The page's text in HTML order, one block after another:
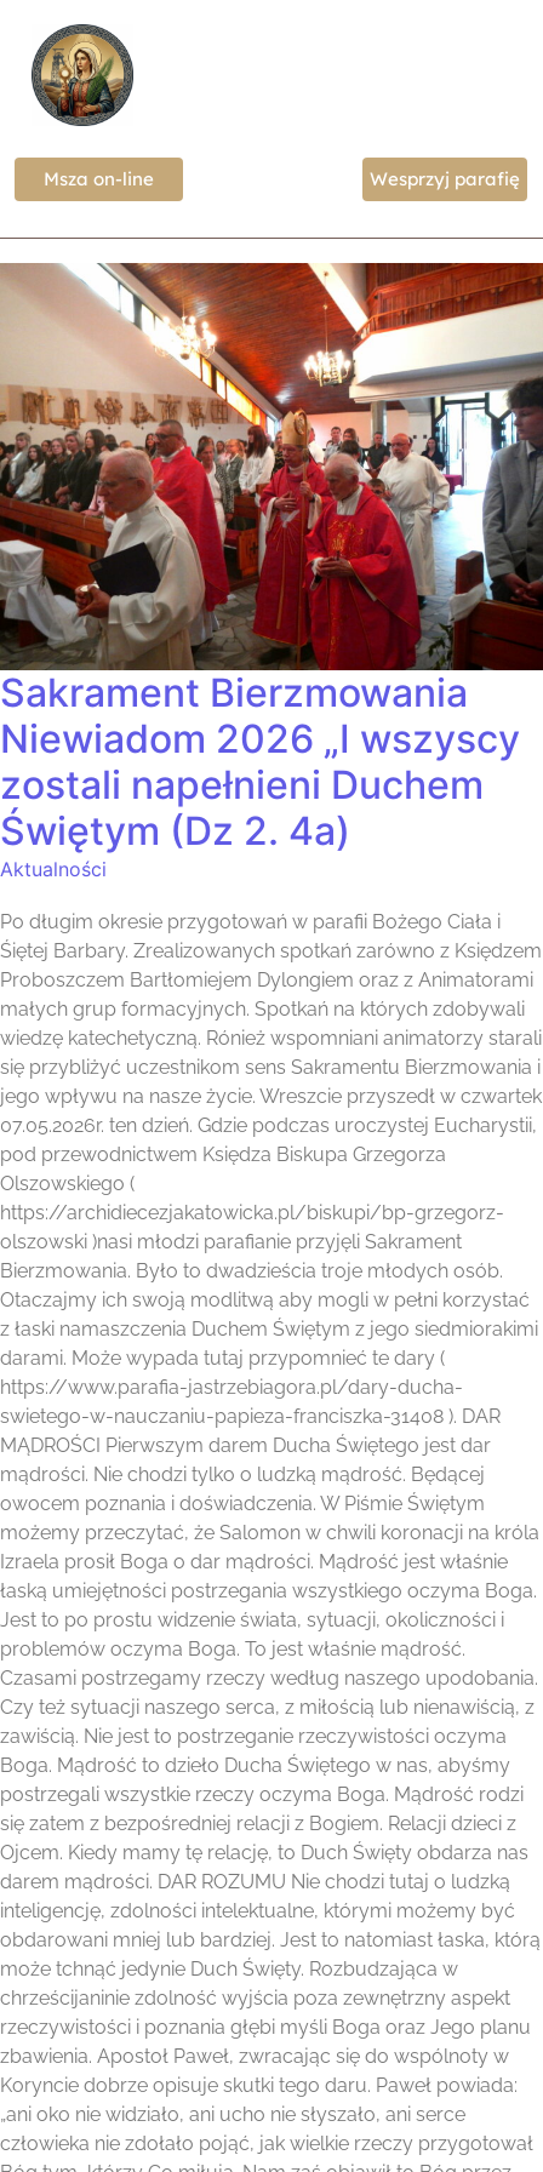
Msza on-line Wesprzyj parafię
Sakrament Bierzmowania
Niewiadom 2026 „I wszyscy
zostali napełnieni Duchem
Świętym (Dz 2. 4a)
Aktualności
Po długim okresie przygotowań w parafii Bożego Ciała i
Śiętej Barbary. Zrealizowanych spotkań zarówno z Księdzem
Proboszczem Bartłomiejem Dylongiem oraz z Animatorami
małych grup formacyjnych. Spotkań na których zdobywali
wiedzę katechetyczną. Rónież wspomniani animatorzy starali
się przybliżyć uczestnikom sens Sakramentu Bierzmowania i
jego wpływu na nasze życie. Wreszcie przyszedł w czwartek
07.05.2026r. ten dzień. Gdzie podczas uroczystej Eucharystii,
pod przewodnictwem Księdza Biskupa Grzegorza
Olszowskiego (
https://archidiecezjakatowicka.pl/biskupi/bp-grzegorz-
olszowski )nasi młodzi parafianie przyjęli Sakrament
Bierzmowania. Było to dwadzieścia troje młodych osób.
Otaczajmy ich swoją modlitwą aby mogli w pełni korzystać
z łaski namaszczenia Duchem Świętym z jego siedmiorakimi
darami. Może wypada tutaj przypomnieć te dary (
https://www.parafia-jastrzebiagora.pl/dary-ducha-
swietego-w-nauczaniu-papieza-franciszka-31408 ). DAR
MĄDROŚCI Pierwszym darem Ducha Świętego jest dar
mądrości. Nie chodzi tylko o ludzką mądrość. Będącej
owocem poznania i doświadczenia. W Piśmie Świętym
możemy przeczytać, że Salomon w chwili koronacji na króla
Izraela prosił Boga o dar mądrości. Mądrość jest właśnie
łaską umiejętności postrzegania wszystkiego oczyma Boga.
Jest to po prostu widzenie świata, sytuacji, okoliczności i
problemów oczyma Boga. To jest właśnie mądrość.
Czasami postrzegamy rzeczy według naszego upodobania.
Czy też sytuacji naszego serca, z miłością lub nienawiścią, z
zawiścią. Nie jest to postrzeganie rzeczywistości oczyma
Boga. Mądrość to dzieło Ducha Świętego w nas, abyśmy
postrzegali wszystkie rzeczy oczyma Boga. Mądrość rodzi
się zatem z bezpośredniej relacji z Bogiem. Relacji dzieci z
Ojcem. Kiedy mamy tę relację, to Duch Święty obdarza nas
darem mądrości. DAR ROZUMU Nie chodzi tutaj o ludzką
inteligencję, zdolności intelektualne, którymi możemy być
obdarowani mniej lub bardziej. Jest to natomiast łaska, którą
może tchnąć jedynie Duch Święty. Rozbudzająca w
chrześcijaninie zdolność wyjścia poza zewnętrzny aspekt
rzeczywistości i poznania głębi myśli Boga oraz Jego planu
zbawienia. Apostoł Paweł, zwracając się do wspólnoty w
Koryncie dobrze opisuje skutki tego daru. Paweł powiada:
„ani oko nie widziało, ani ucho nie słyszało, ani serce
człowieka nie zdołało pojąć, jak wielkie rzeczy przygotował